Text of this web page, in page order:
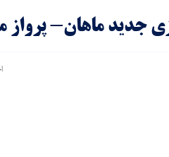
جدید ماهان- پرواز